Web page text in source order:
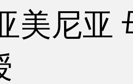
美尼亚